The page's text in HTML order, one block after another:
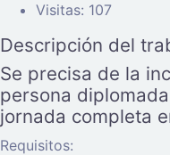
Visitas: 107
Descripción del
Se precisa de la
persona
jornada completa
Requisitos: